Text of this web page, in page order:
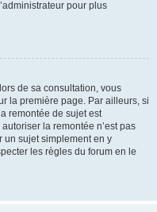
pour plus
de sa consultation, vous
la première page. Par ailleurs, si
remontée de sujet est
la remontée n’est pas
un sujet simplement en y
les règles du forum en le